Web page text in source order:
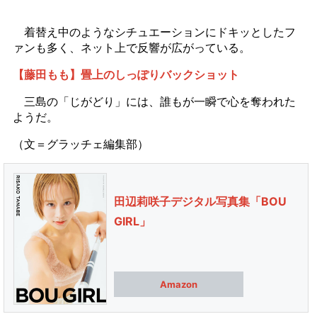
着替え中のようなシチュエーションにドキッとしたフ
ァンも多く、ネット上で反響が広がっている。
【藤田もも】畳上のしっぽりバックショット
三島の「じがどり」には、誰もが一瞬で心を奪われた
ようだ。
（文＝グラッチェ編集部）
田辺莉咲子デジタル写真集「BOU
GIRL」
Amazon